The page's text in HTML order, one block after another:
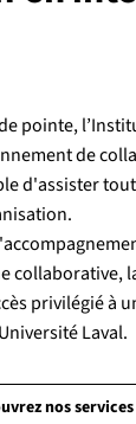
pointe,
de
d'assister
collaborative,
privilégié à
Laval.
nos services